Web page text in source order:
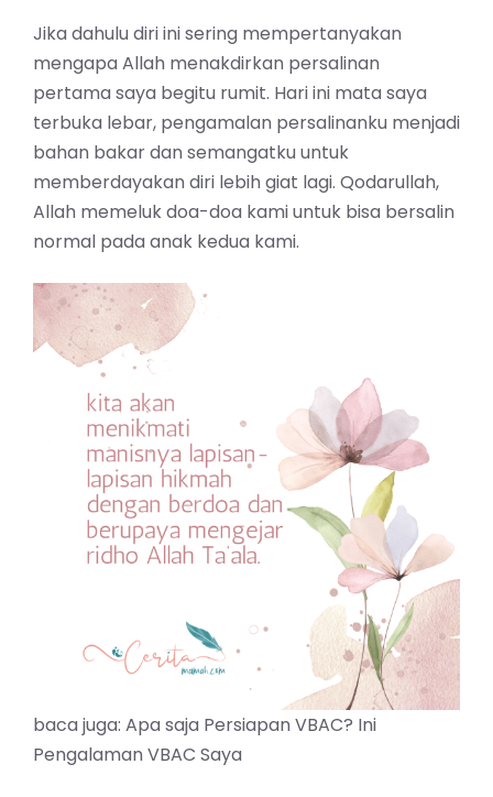
Jika dahulu diri ini sering mempertanyakan
mengapa Allah menakdirkan persalinan
pertama saya begitu rumit. Hari ini mata saya
terbuka lebar, pengamalan persalinanku menjadi
bahan bakar dan semangatku untuk
memberdayakan diri lebih giat lagi. Qodarullah,
Allah memeluk doa-doa kami untuk bisa bersalin
normal pada anak kedua kami.
baca juga: Apa saja Persiapan VBAC? Ini
Pengalaman VBAC Saya